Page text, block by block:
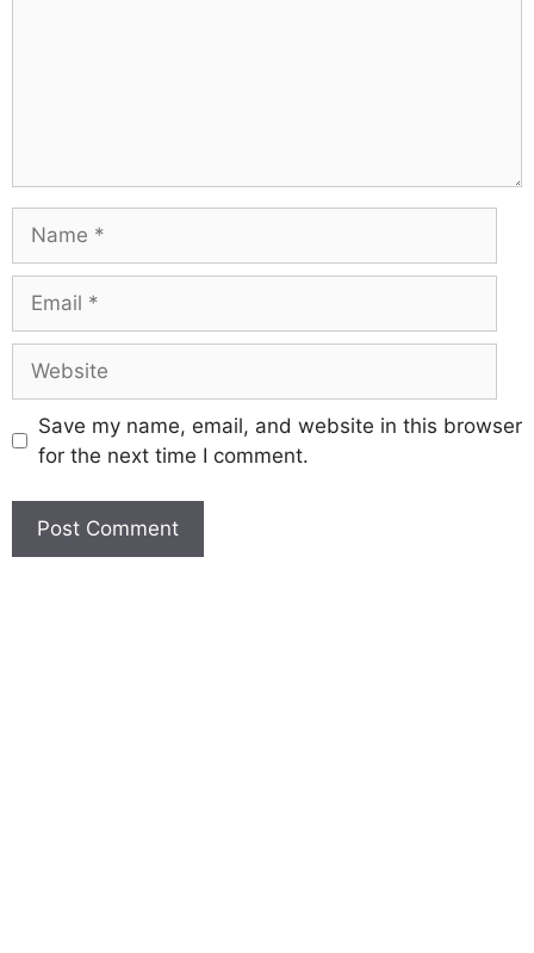
Save my name, email, and website in this browser
for the next time I comment.